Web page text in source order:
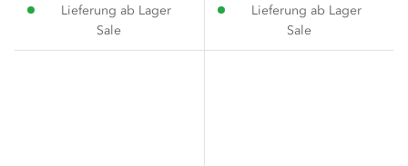
Lieferung ab Lager
Sale
Lieferung ab Lager
Sale